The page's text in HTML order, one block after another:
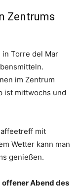
Zentrums
in Torre del Mar
im Zentrum
ist mittwochs und
mit
Wetter kann man
genießen.
offener Abend des